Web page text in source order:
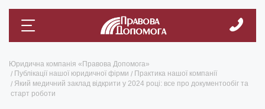
Юридична компанія «Правова Допомога»
Публікації нашої юридичної фірми
Практика нашої компанії
Який медичний заклад відкрити у 2024 році: все про документообіг та
старт роботи